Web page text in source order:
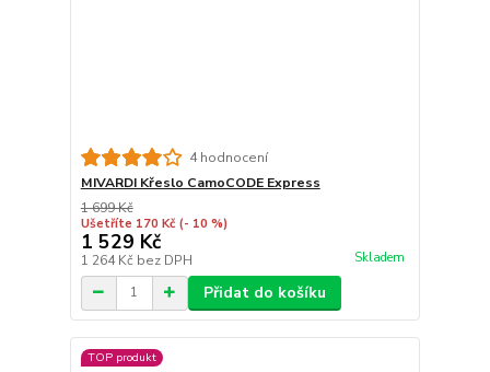
4 hodnocení
MIVARDI Křeslo CamoCODE Express
1 699 Kč
Ušetříte 170 Kč (- 10 %)
1 529 Kč
1 264 Kč bez DPH Skladem
Přidat do košíku
TOP produkt